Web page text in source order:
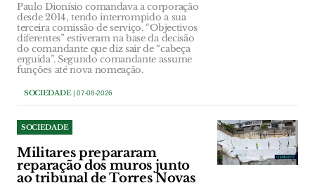
Paulo Dionísio comandava a corporação
desde 2014, tendo interrompido a sua
terceira comissão de serviço. “Objectivos
diferentes” estiveram na base da decisão
do comandante que diz sair de “cabeça
erguida”. Segundo comandante assume
funções até nova nomeação.
SOCIEDADE| 07-08-2026
SOCIEDADE
Militares prepararam
reparação dos muros junto
ao tribunal de Torres Novas